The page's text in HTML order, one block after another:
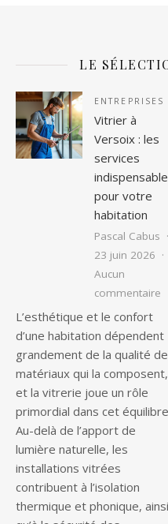
LE
ENTREPRISES
Vitrier à
Versoix : les
services
pour votre
habitation
Pascal Cabus
23 juin 2026
Aucun
commentaire
L’esthétique et le confort
d’une habitation dépendent
grandement de la qualité
matériaux qui la composent,
et la vitrerie joue un rôle
primordial dans cet
Au-delà de l’apport de
lumière naturelle, les
installations vitrées
contribuent à l’isolation
thermique et phonique, ainsi